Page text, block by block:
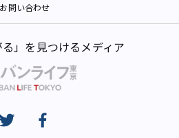
お問い合わせ
」を見つけるメディア